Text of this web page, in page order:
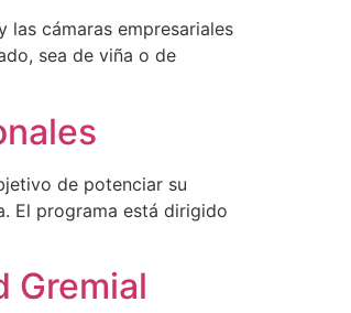
las cámaras empresariales
sea de viña o de
de potenciar su
El programa está dirigido
Gremial